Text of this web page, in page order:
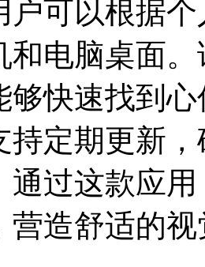
户可以根据
和电脑桌面
够快速找到
持定期更新
通过这款应
营造舒适的